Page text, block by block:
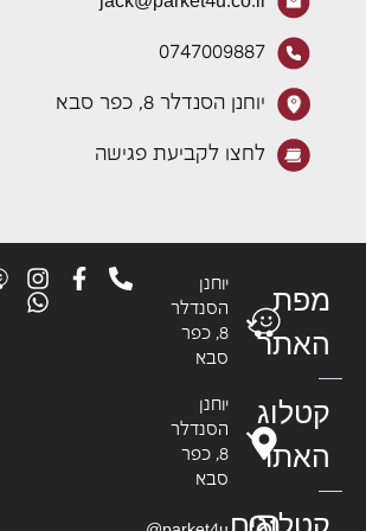
0747009887
יוחנן הסנדלר 8, כפר סבא
לחצו לקביעת פגישה
הסנדלר
8, כפר
סבא
יוחנן
הסנדלר
8, כפר